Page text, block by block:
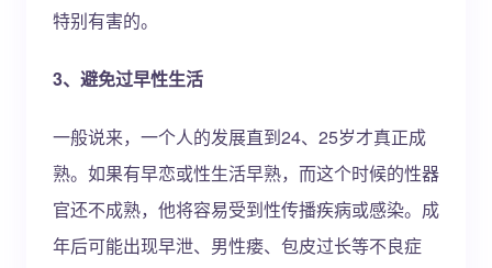
特别有害的。
3、避免过早性生活
一般说来，一个人的发展直到24、25岁才真正成
熟。如果有早恋或性生活早熟，而这个时候的性器
官还不成熟，他将容易受到性传播疾病或感染。成
年后可能出现早泄、男性瘘、包皮过长等不良症